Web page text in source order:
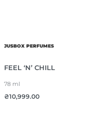
JUSBOX PERFUMES
FEEL ‘N’ CHILL
78 ml
₴10,999.00